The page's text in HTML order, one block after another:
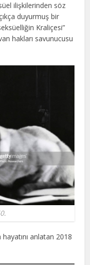
ilişkilerinden söz
duyurmuş bir
Kraliçesi”
hakları savunucusu
hayatını anlatan 2018